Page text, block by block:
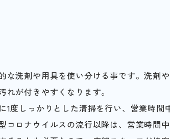
な洗剤や用具を使い分ける事です。洗剤
が付きやすくなります。
1度しっかりとした清掃を行い、営業時間
ロナウイルスの流行以降は、営業時間